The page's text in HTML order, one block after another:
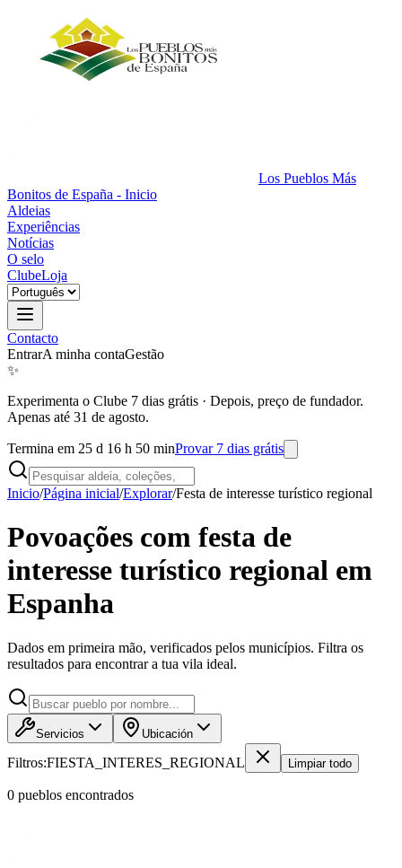
Los Pueblos Más
Bonitos de España - Inicio
Aldeias
Experiências
Notícias
O selo
ClubeLoja
Contacto
EntrarA minha contaGestão
✨
Experimenta o Clube 7 dias grátis · Depois, preço de fundador.
Apenas até 31 de agosto.
Termina em 25 d 16 h 50 minProvar 7 dias grátis
Inicio/Página inicial/Explorar/Festa de interesse turístico regional
Povoações com festa de
interesse turístico regional em
Espanha
Dados em primeira mão, verificados pelos municípios. Filtra os
resultados para encontrar a tua vila ideal.
Servicios Ubicación
Filtros:FIESTA_INTERES_REGIONAL Limpiar todo
0 pueblos encontrados